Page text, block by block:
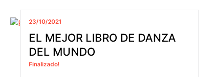
23/10/2021
EL MEJOR LIBRO DE DANZA
DEL MUNDO
Finalizado!